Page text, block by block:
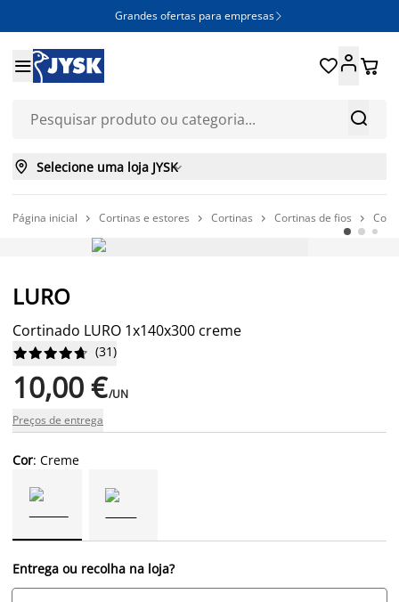
Grandes ofertas para empresas 


 
 Selecione uma loja JYSK
Página inicial  Cortinas e estores  Cortinas  Cortinas de fios 
LURO
Cortinado LURO 1x140x300 creme





 (31)
10,00 €/UN
Preços de entrega
Cor: Creme
Entrega ou recolha na loja?